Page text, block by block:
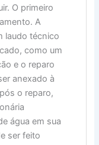
O primeiro
A
laudo técnico
como um
e o reparo
anexado à
o reparo,
água em sua
ser feito